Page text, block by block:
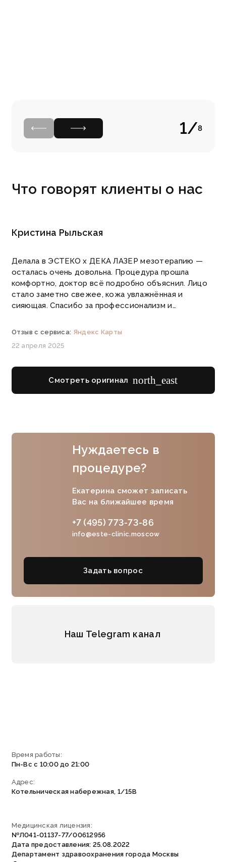
1/8
Что говорят клиенты о нас
Кристина Рыльская
Делала в ЭСТЕКО х ДЕКА ЛАЗЕР мезотерапию —
осталась очень довольна. Процедура прошла
комфортно, доктор всё подробно объяснил. Лицо
стало заметно свежее, кожа увлажнённая и
сияющая. Спасибо за профессионализм и…
Отзыв с сервиса: Яндекс Карты
22 апреля 2025
Смотреть оригинал north_east
Нуждаетесь в
процедуре?
Екатерина сможет записать
Вас на ближайшее время
+7 (495) 773-73-86
info@este-clinic.moscow
Задать вопрос
Наш Telegram канал
Время работы:
Пн-Вс с 10:00 до 21:00
Адрес:
Котельническая набережная, 1/15В
Медицинская лицензия:
№Л041-01137-77/00612956
Дата предоставления: 25.08.2022
Департамент здравоохранения города Москвы